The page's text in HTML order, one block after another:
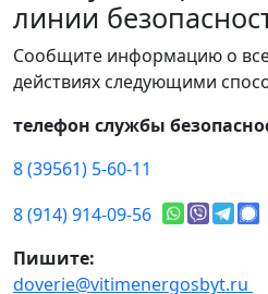
линии
Сообщите информацию о
действиях следующими
телефон службы
8 (39561) 5-60-11
8 (914) 914-09-56
Пишите:
doverie@vitimenergosbyt.ru